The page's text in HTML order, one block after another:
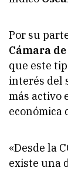
Por su
Cámara
que este
interés del
más activo
económica
«Desde la
existe una